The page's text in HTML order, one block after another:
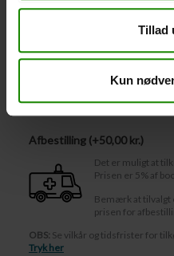
Tillad
Kun
Vandtæt,
Afbestilling
Afbestilling ( 50,00 kr.)
Det er muligt at
Prisen er 5% af
Bemærk at tilvalgt
prisen for
OBS: Se vilkår og tidsfrister for
Tryk her